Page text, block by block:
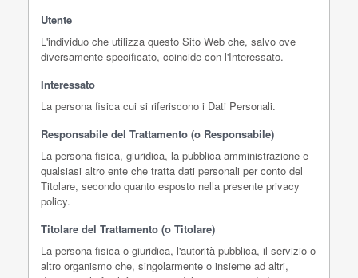
Utente
L'individuo che utilizza questo Sito Web che, salvo ove
diversamente specificato, coincide con l'Interessato.
Interessato
La persona fisica cui si riferiscono i Dati Personali.
Responsabile del Trattamento (o Responsabile)
La persona fisica, giuridica, la pubblica amministrazione e
qualsiasi altro ente che tratta dati personali per conto del
Titolare, secondo quanto esposto nella presente privacy
policy.
Titolare del Trattamento (o Titolare)
La persona fisica o giuridica, l'autorità pubblica, il servizio o
altro organismo che, singolarmente o insieme ad altri,